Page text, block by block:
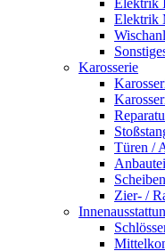
Elektrik
Karosserie
Türen /
Scheiben
Zier- /